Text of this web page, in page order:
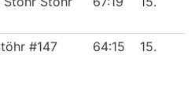
#147 64:15 15.